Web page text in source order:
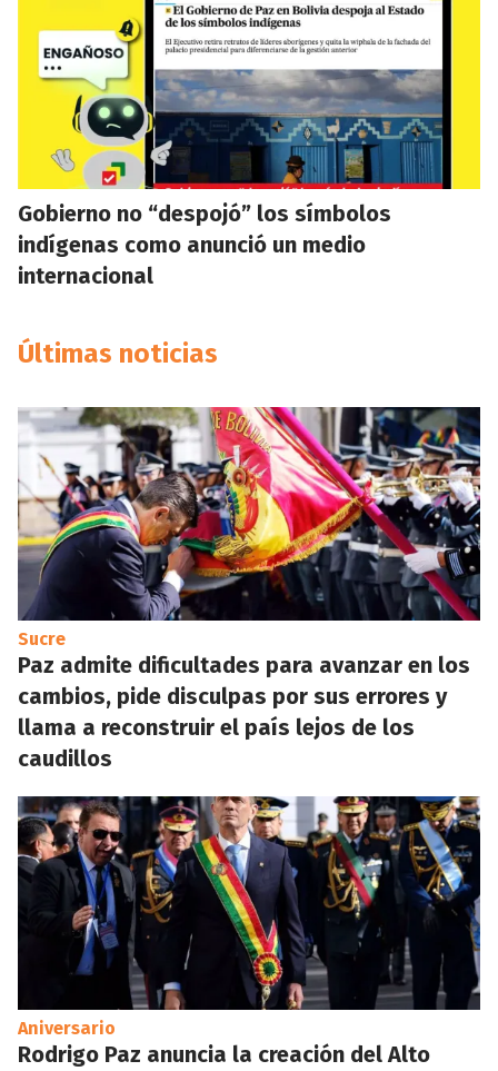
Gobierno no “despojó” los símbolos
indígenas como anunció un medio
internacional
Últimas noticias
Sucre
Paz admite dificultades para avanzar en los
cambios, pide disculpas por sus errores y
llama a reconstruir el país lejos de los
caudillos
Aniversario
Rodrigo Paz anuncia la creación del Alto